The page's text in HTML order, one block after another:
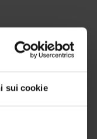
sui cookie